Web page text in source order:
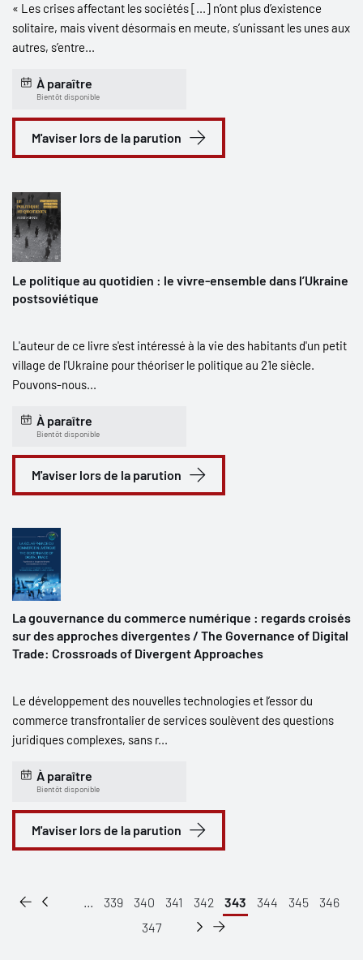
« Les crises affectant les sociétés [...] n’ont plus d’existence
solitaire, mais vivent désormais en meute, s’unissant les unes aux
autres, s’entre...
À paraître
Bientôt disponible
M'aviser lors de la parution
Le politique au quotidien : le vivre-ensemble dans l’Ukraine
postsoviétique
L'auteur de ce livre s'est intéressé à la vie des habitants d'un petit
village de l'Ukraine pour théoriser le politique au 21e siècle.
Pouvons-nous...
À paraître
Bientôt disponible
M'aviser lors de la parution
La gouvernance du commerce numérique : regards croisés
sur des approches divergentes / The Governance of Digital
Trade: Crossroads of Divergent Approaches
Le développement des nouvelles technologies et l’essor du
commerce transfrontalier de services soulèvent des questions
juridiques complexes, sans r...
À paraître
Bientôt disponible
M'aviser lors de la parution
... 339 340 341 342 343 344 345
346
347